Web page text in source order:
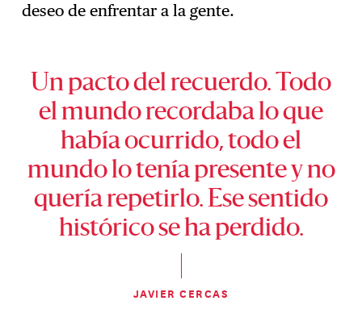
deseo de enfrentar a la gente.
Un pacto del recuerdo. Todo
el mundo recordaba lo que
había ocurrido, todo el
mundo lo tenía presente y no
quería repetirlo. Ese sentido
histórico se ha perdido.
JAVIER CERCAS